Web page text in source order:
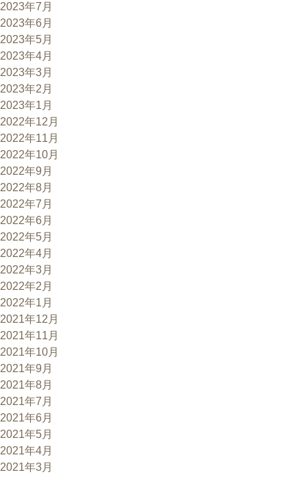
2023年7月
2023年6月
2023年5月
2023年4月
2023年3月
2023年2月
2023年1月
2022年12月
2022年11月
2022年10月
2022年9月
2022年8月
2022年7月
2022年6月
2022年5月
2022年4月
2022年3月
2022年2月
2022年1月
2021年12月
2021年11月
2021年10月
2021年9月
2021年8月
2021年7月
2021年6月
2021年5月
2021年4月
2021年3月